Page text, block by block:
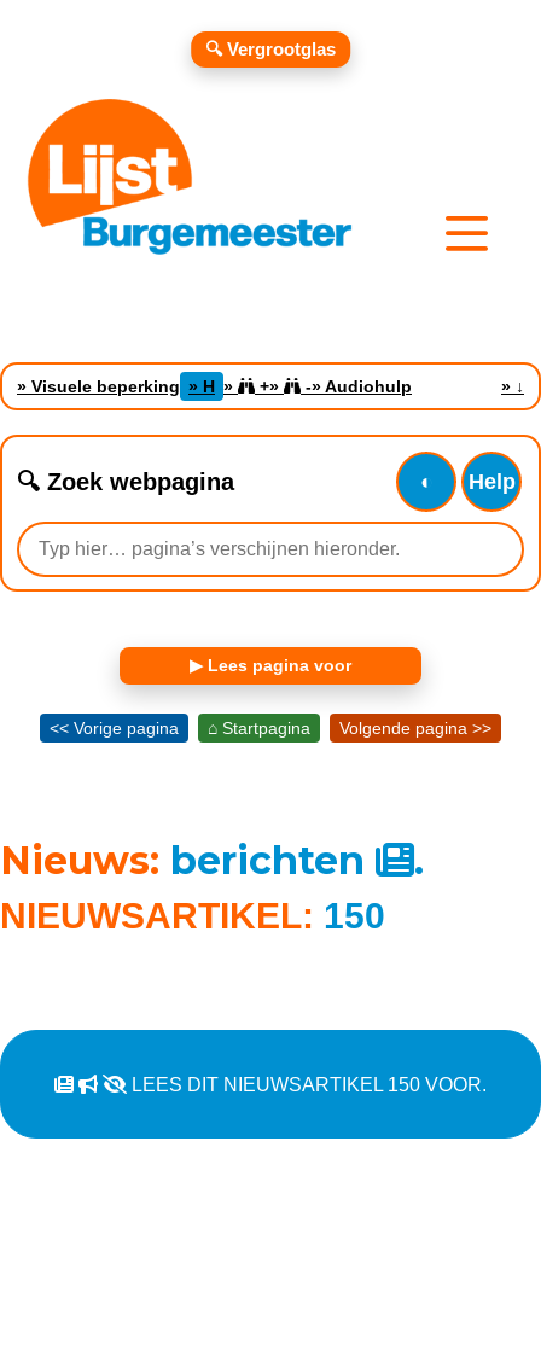
» Visuele beperking » H » +» -» Audiohulp » ↓
🔍 Zoek webpagina ◐ Help
▶ Lees pagina voor
🔍 Vergrootglas
<< Vorige pagina ⌂ Startpagina Volgende pagina >>
Nieuws: berichten .
NIEUWSARTIKEL: 150
LEES DIT NIEUWSARTIKEL 150 VOOR.